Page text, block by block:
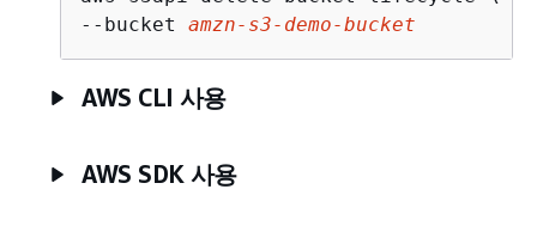
--bucket amzn-s3-demo-bucket
AWS CLI 사용
AWS SDK 사용